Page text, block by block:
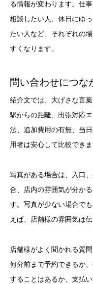
る情報が変わります。仕
相談したい人、休日にゆ
たい人など、それぞれの
すくなります。
問い合わせにつな
紹介文では、大げさな言
駅からの距離、出張対応
法、追加費用の有無、当
用者は安心して比較できま
写真がある場合は、入口
合、店内の雰囲気が分か
す。写真が少ない場合で
えば、店舗様の雰囲気は伝
店舗様がよく聞かれる質
何分前まで予約できるか
することはあるか、支払